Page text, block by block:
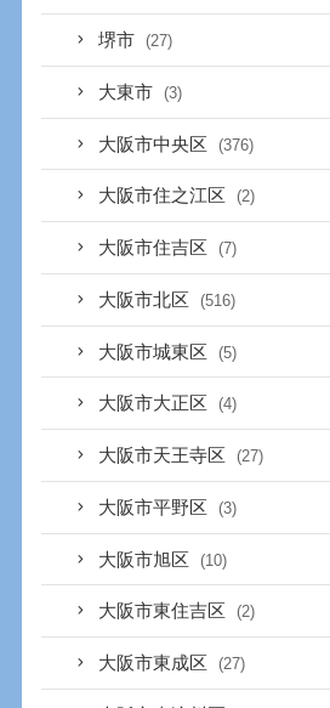
堺市 (27)
大東市 (3)
大阪市中央区 (376)
大阪市住之江区 (2)
大阪市住吉区 (7)
大阪市北区 (516)
大阪市城東区 (5)
大阪市大正区 (4)
大阪市天王寺区 (27)
大阪市平野区 (3)
大阪市旭区 (10)
大阪市東住吉区 (2)
大阪市東成区 (27)